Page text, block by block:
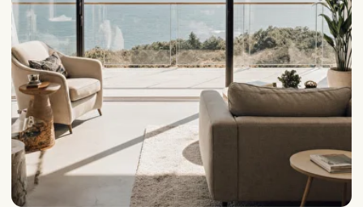
After-Sales-Service & Hilfe bei der
Eingewöhnung
[ Beratung erhalten ]
Ein Raum, in dem